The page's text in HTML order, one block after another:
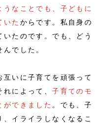
なことでも、子どもに
いた からです。私自身の
たのです。でも、どう
でした。
いに子育てを頑張って
れによって、子育てのモ
ができました 。でも、子
イライラしなくなるこ